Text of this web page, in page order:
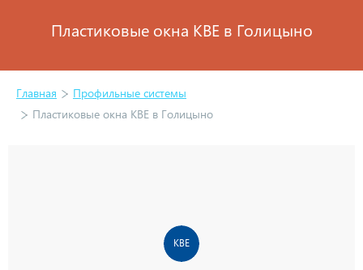
Пластиковые окна KBE в Голицыно
Главная
Профильные системы
Пластиковые окна KBE в Голицыно
KBE